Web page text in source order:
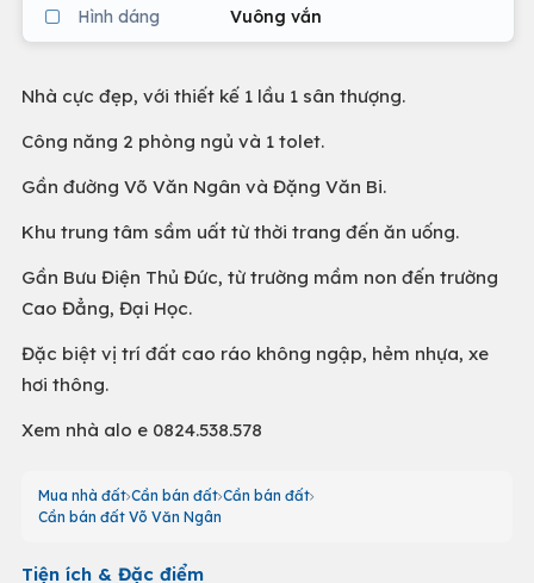
Hình dáng Vuông vắn
Nhà cực đẹp, với thiết kế 1 lầu 1 sân thượng.
Công năng 2 phòng ngủ và 1 tolet.
Gần đường Võ Văn Ngân và Đặng Văn Bi.
Khu trung tâm sầm uất từ thời trang đến ăn uống.
Gần Bưu Điện Thủ Đức, từ trường mầm non đến trường
Cao Đẳng, Đại Học.
Đặc biệt vị trí đất cao ráo không ngập, hẻm nhựa, xe
hơi thông.
Xem nhà alo e 0824.538.578
Mua nhà đất Cần bán đất Cần bán đất
Cần bán đất Võ Văn Ngân
Tiện ích & Đặc điểm